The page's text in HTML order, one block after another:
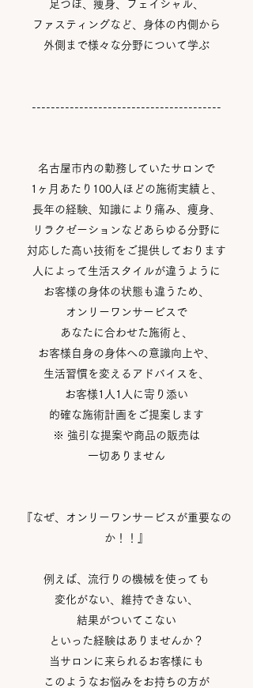
足つぼ、痩身、フェイシャル、
ファスティングなど、身体の内側から
外側まで様々な分野について学ぶ
----------------------------------------​
名古屋市内の勤務していたサロンで
1ヶ月あたり100人ほどの施術実績と、
長年の経験、知識により痛み、痩身、
リラクゼーションなどあらゆる分野に
対応した高い技術をご提供しております
人によって生活スタイルが違うように
お客様の身体の状態も違うため、
オンリーワンサービスで
あなたに合わせた施術と、
お客様自身の身体への意識向上や、
生活習慣を変えるアドバイスを、
お客様1人1人に寄り添い
的確な施術計画をご提案します
※ 強引な提案や商品の販売は
一切ありません​
『なぜ、オンリーワンサービスが重要なの
か！！』​
例えば、流行りの機械を使っても
変化がない、維持できない、
結果がついてこない
といった経験はありませんか？
当サロンに来られるお客様にも
このようなお悩みをお持ちの方が